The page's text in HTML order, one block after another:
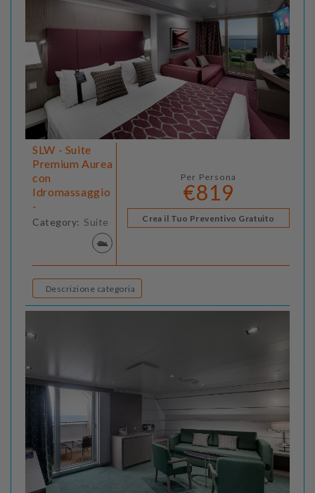
SLW - Suite
Premium Aurea
con
Idromassaggio
-
Category: Suite
Per Persona
€819
Crea il Tuo Preventivo Gratuito
Descrizione categoria